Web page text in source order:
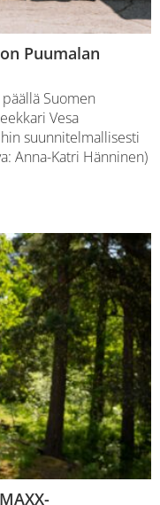
Puumalan
Suomen
Vesa
suunnitelmallisesti
Anna-Katri Hänninen)